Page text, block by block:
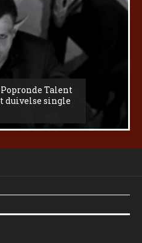
Talent
duivelse single